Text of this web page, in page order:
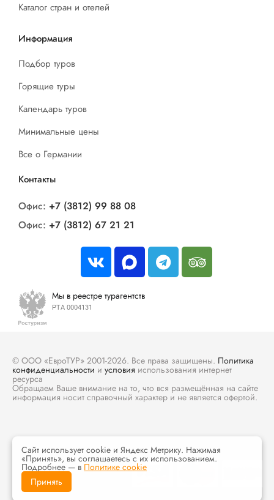
Каталог стран и отелей
Информация
Подбор туров
Горящие туры
Календарь туров
Минимальные цены
Все о Германии
Контакты
Офис: +7 (3812) 99 88 08
Офис: +7 (3812) 67 21 21
Мы в реестре турагентств
РТА 0004131
© ООО «ЕвроТУР» 2001-2026. Все права защищены. Политика
конфиденциальности и условия использования интернет
ресурса
Обращаем Ваше внимание на то, что вся размещённая на сайте
информация носит справочный характер и не является офертой.
Сайт использует cookie и Яндекс Метрику. Нажимая
«Принять», вы соглашаетесь с их использованием.
Подробнее — в Политике cookie
Принять